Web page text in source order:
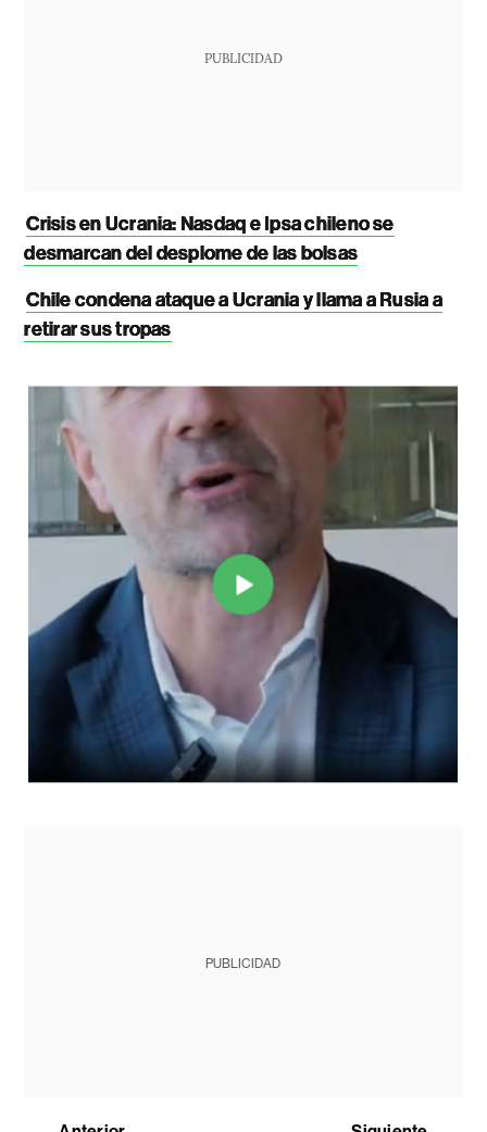
PUBLICIDAD
Crisis en Ucrania: Nasdaq e Ipsa chileno se
desmarcan del desplome de las bolsas
Chile condena ataque a Ucrania y llama a Rusia a
retirar sus tropas
PUBLICIDAD